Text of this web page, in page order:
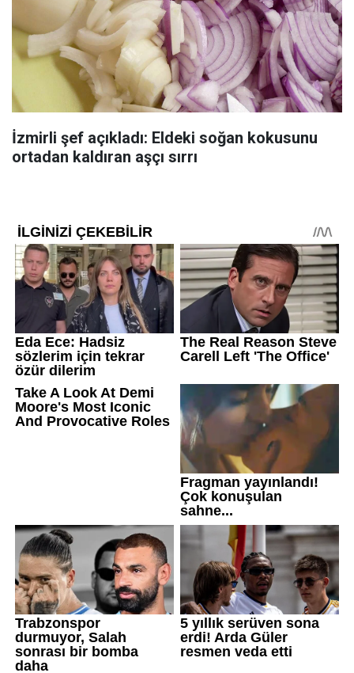
İzmirli şef açıkladı: Eldeki soğan kokusunu
ortadan kaldıran aşçı sırrı